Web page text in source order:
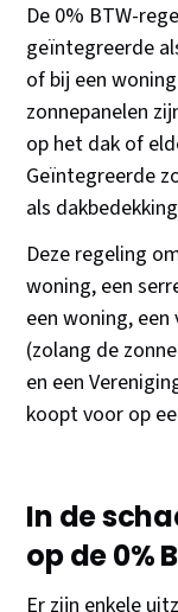
De 0% BTW-
geïntegreerde
of bij een
zonnepanelen
op het dak of
Geïntegreerde
als
Deze regeling
woning, een
een woning,
(zolang de
en een
koopt voor op
In de
op de 0%
Er zijn enkele